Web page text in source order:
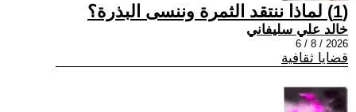
(1) لماذا ننتقد الثمرة وننسى البذرة؟
خالد علي سليفاني
2026 / 8 / 6
قضايا ثقافية